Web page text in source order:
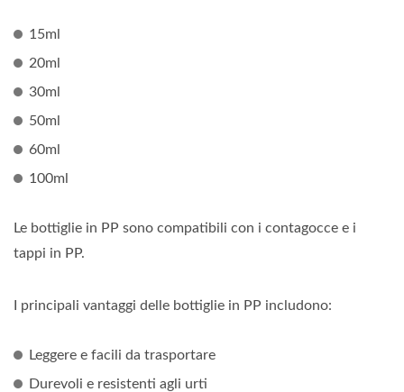
15ml
20ml
30ml
50ml
60ml
100ml
Le bottiglie in PP sono compatibili con i contagocce e i
tappi in PP.
I principali vantaggi delle bottiglie in PP includono:
Leggere e facili da trasportare
Durevoli e resistenti agli urti